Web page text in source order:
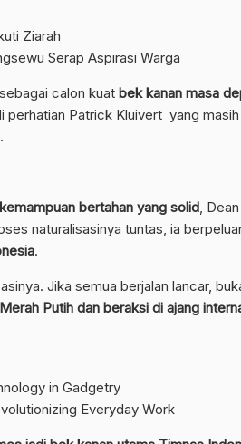
Ziarah
Serap Aspirasi Warga
calon kuat bek kanan masa
perhatian Patrick Kluivert yang
bertahan yang solid ,
naturalisasinya tuntas, ia
.
Jika semua berjalan lancar,
Putih dan beraksi di ajang
in Gadgetry
Everyday Work